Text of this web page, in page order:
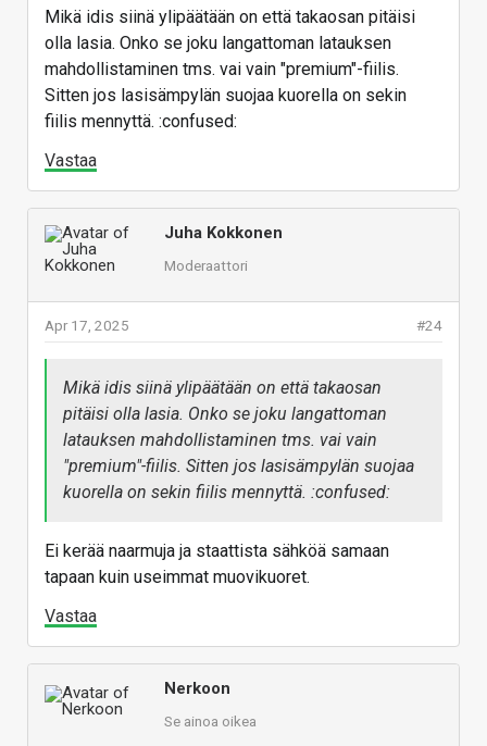
Mikä idis siinä ylipäätään on että takaosan pitäisi
olla lasia. Onko se joku langattoman latauksen
mahdollistaminen tms. vai vain "premium"-fiilis.
Sitten jos lasisämpylän suojaa kuorella on sekin
fiilis mennyttä. :confused:
Vastaa
Juha Kokkonen
Moderaattori
#24
Apr 17, 2025
Mikä idis siinä ylipäätään on että takaosan
pitäisi olla lasia. Onko se joku langattoman
latauksen mahdollistaminen tms. vai vain
"premium"-fiilis. Sitten jos lasisämpylän suojaa
kuorella on sekin fiilis mennyttä. :confused:
Ei kerää naarmuja ja staattista sähköä samaan
tapaan kuin useimmat muovikuoret.
Vastaa
Nerkoon
Se ainoa oikea